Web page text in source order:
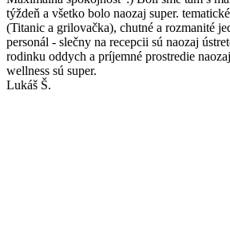
týždeň a všetko bolo naozaj super.
(Titanic a grilovačka), chutné a rozmanité
personál - slečny na recepcii sú naozaj
rodinku oddych a príjemné prostredie
wellness sú super.
Lukáš Š.